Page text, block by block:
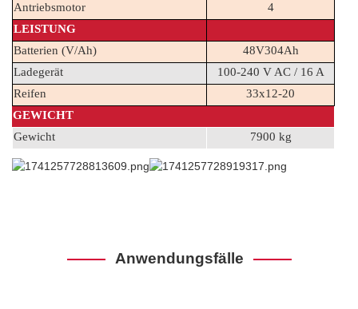
Antriebsmotor
4
LEISTUNG
Batterien (V/Ah)
48V304Ah
Ladegerät
100-240 V AC / 16 A
Reifen
33x12-20
GEWICHT
Gewicht
7900 kg
Anwendungsfälle